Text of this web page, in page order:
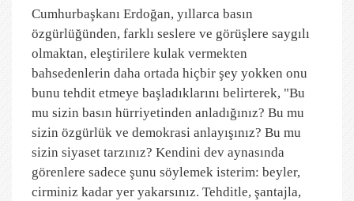
Cumhurbaşkanı Erdoğan, yıllarca basın
özgürlüğünden, farklı seslere ve görüşlere saygılı
olmaktan, eleştirilere kulak vermekten
bahsedenlerin daha ortada hiçbir şey yokken onu
bunu tehdit etmeye başladıklarını belirterek, "Bu
mu sizin basın hürriyetinden anladığınız? Bu mu
sizin özgürlük ve demokrasi anlayışınız? Bu mu
sizin siyaset tarzınız? Kendini dev aynasında
görenlere sadece şunu söylemek isterim: beyler,
cirminiz kadar yer yakarsınız. Tehditle, şantajla,